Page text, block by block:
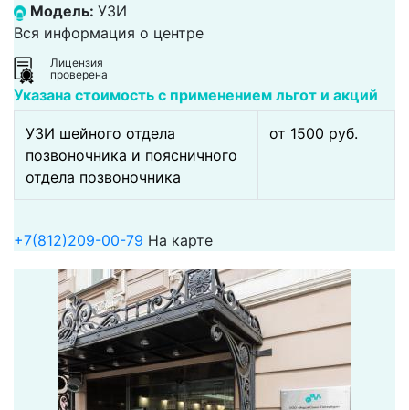
Модель: УЗИ
Вся информация о центре
Лицензия
проверена
Указана стоимость с применением льгот и акций
УЗИ шейного отдела
позвоночника и поясничного
отдела позвоночника
от 1500 pуб.
+7(812)209-00-79 На карте